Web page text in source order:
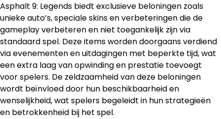
Asphalt 9: Legends biedt exclusieve beloningen zoals
unieke auto’s, speciale skins en verbeteringen die de
gameplay verbeteren en niet toegankelijk zijn via
standaard spel. Deze items worden doorgaans verdiend
via evenementen en uitdagingen met beperkte tijd, wat
een extra laag van opwinding en prestatie toevoegt
voor spelers. De zeldzaamheid van deze beloningen
wordt beïnvloed door hun beschikbaarheid en
wenselijkheid, wat spelers begeleidt in hun strategieën
en betrokkenheid bij het spel.